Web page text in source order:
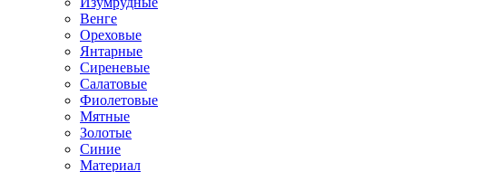
Венге
Ореховые
Янтарные
Сиреневые
Салатовые
Фиолетовые
Мятные
Золотые
Синие
Материал